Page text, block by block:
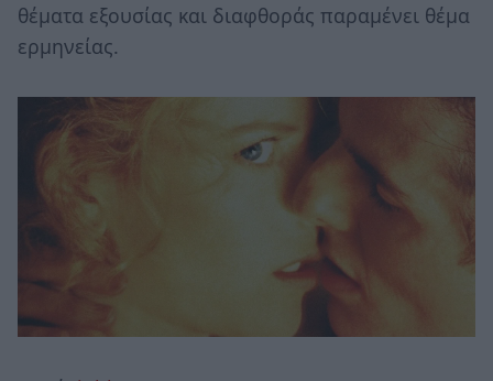
θέματα εξουσίας και διαφθοράς παραμένει θέμα
ερμηνείας.